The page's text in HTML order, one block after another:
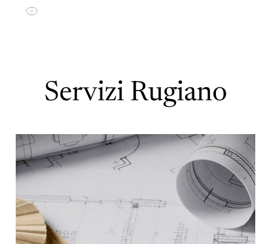
Servizi Rugiano